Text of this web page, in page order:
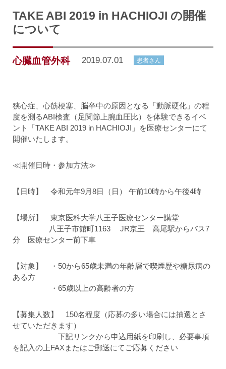
TAKE ABI 2019 in HACHIOJI の開催
について
心臓血管外科 2019.07.01 患者さん
狭心症、心筋梗塞、脳卒中の原因となる「動脈硬化」の程
度を測るABI検査（足関節上腕血圧比）を体験できるイベ
ント「TAKE ABI 2019 in HACHIOJI」を医療センターにて
開催いたします。
≪開催日時・参加方法≫
【日時】 令和元年9月8日（日） 午前10時から午後4時
【場所】 東京医科大学八王子医療センター講堂
八王子市館町1163 JR京王 高尾駅からバス7
分 医療センター前下車
【対象】 ・50から65歳未満の年齢層で喫煙歴や糖尿病の
ある方
・65歳以上の高齢者の方
【募集人数】 150名程度（応募の多い場合には抽選とさ
せていただきます）
下記リンクから申込用紙を印刷し、必要事項
を記入の上FAXまたはご郵送にてご応募ください